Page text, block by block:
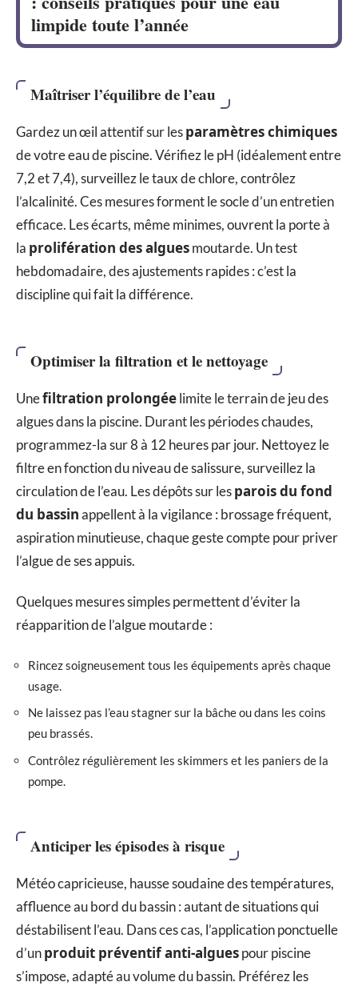
limpide toute l’année
Maîtriser l’équilibre de l’eau
Gardez un œil attentif sur lesparamètres chimiques
de votre eau de piscine. Vérifiez le pH (idéalement entre
7,2 et 7,4), surveillez le taux de chlore, contrôlez
l’alcalinité. Ces mesures forment le socle d’un entretien
efficace. Les écarts, même minimes, ouvrent la porte à
la prolifération des alguesmoutarde. Un test
hebdomadaire, des ajustements rapides : c’est la
discipline qui fait la différence.
Optimiser la filtration et le nettoyage
Unefiltration prolongéelimite le terrain de jeu des
algues dans la piscine. Durant les périodes chaudes,
programmez-la sur 8 à 12 heures par jour. Nettoyez le
filtre en fonction du niveau de salissure, surveillez la
circulation de l’eau. Les dépôts sur lesparois du fond
du bassinappellent à la vigilance : brossage fréquent,
aspiration minutieuse, chaque geste compte pour priver
l’algue de ses appuis.
Quelques mesures simples permettent d’éviter la
réapparition de l’algue moutarde :
Rincez soigneusement tous les équipements après chaque
usage.
Ne laissez pas l’eau stagner sur la bâche ou dans les coins
peu brassés.
Contrôlez régulièrement les skimmers et les paniers de la
pompe.
Anticiper les épisodes à risque
Météo capricieuse, hausse soudaine des températures,
affluence au bord du bassin : autant de situations qui
déstabilisent l’eau. Dans ces cas, l’application ponctuelle
d’unproduit préventif anti-alguespour piscine
s’impose, adapté au volume du bassin. Préférez les